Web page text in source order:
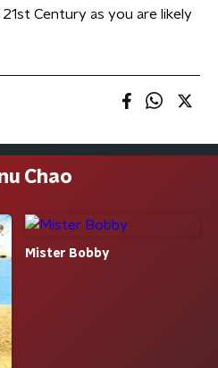
Century as you are likely
Chao
Mister Bobby